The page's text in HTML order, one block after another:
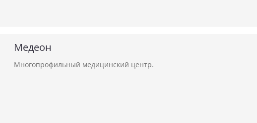
Медеон
Многопрофильный медицинский центр.